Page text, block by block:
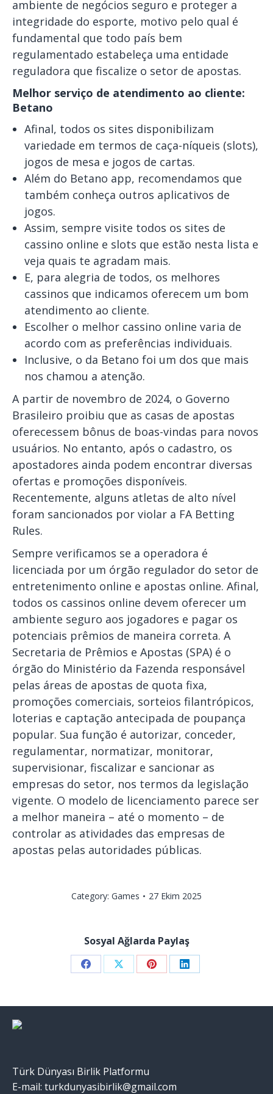
ambiente de negócios seguro e proteger a
integridade do esporte, motivo pelo qual é
fundamental que todo país bem
regulamentado estabeleça uma entidade
reguladora que fiscalize o setor de apostas.
Melhor serviço de atendimento ao cliente:
Betano
Afinal, todos os sites disponibilizam
variedade em termos de caça-níqueis (slots),
jogos de mesa e jogos de cartas.
Além do Betano app, recomendamos que
também conheça outros aplicativos de
jogos.
Assim, sempre visite todos os sites de
cassino online e slots que estão nesta lista e
veja quais te agradam mais.
E, para alegria de todos, os melhores
cassinos que indicamos oferecem um bom
atendimento ao cliente.
Escolher o melhor cassino online varia de
acordo com as preferências individuais.
Inclusive, o da Betano foi um dos que mais
nos chamou a atenção.
A partir de novembro de 2024, o Governo
Brasileiro proibiu que as casas de apostas
oferecessem bônus de boas-vindas para novos
usuários. No entanto, após o cadastro, os
apostadores ainda podem encontrar diversas
ofertas e promoções disponíveis.
Recentemente, alguns atletas de alto nível
foram sancionados por violar a FA Betting
Rules.
Sempre verificamos se a operadora é
licenciada por um órgão regulador do setor de
entretenimento online e apostas online. Afinal,
todos os cassinos online devem oferecer um
ambiente seguro aos jogadores e pagar os
potenciais prêmios de maneira correta. A
Secretaria de Prêmios e Apostas (SPA) é o
órgão do Ministério da Fazenda responsável
pelas áreas de apostas de quota fixa,
promoções comerciais, sorteios filantrópicos,
loterias e captação antecipada de poupança
popular. Sua função é autorizar, conceder,
regulamentar, normatizar, monitorar,
supervisionar, fiscalizar e sancionar as
empresas do setor, nos termos da legislação
vigente. O modelo de licenciamento parece ser
a melhor maneira – até o momento – de
controlar as atividades das empresas de
apostas pelas autoridades públicas.
Category: Games 27 Ekim 2025
Sosyal Ağlarda Paylaş
Share
Facebook
Share
X
Share
Pinterest
Share
LinkedIn
Türk Dünyası Birlik Platformu
E-mail: turkdunyasibirlik@gmail.com